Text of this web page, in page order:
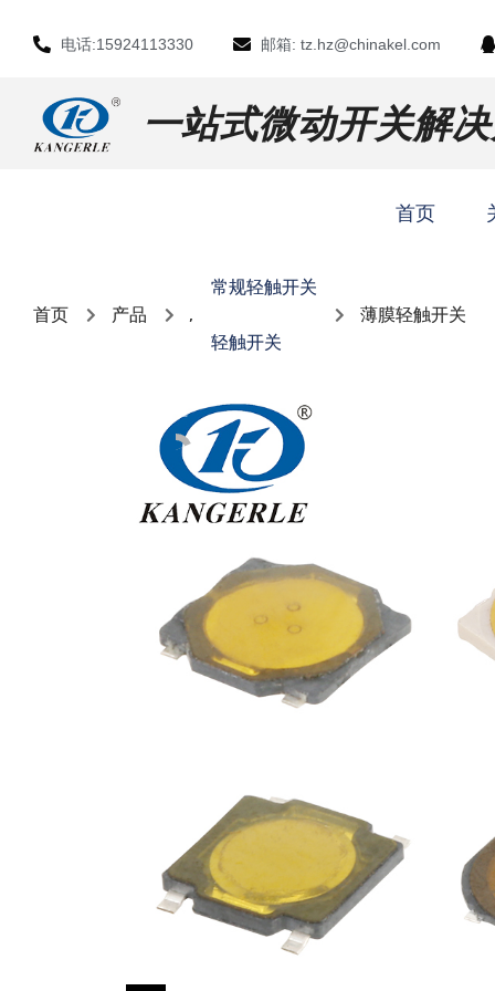
电话:15924113330 邮箱: tz.hz@chinakel.com
一站式微动开关解
首页
首页 产品
常规轻触开关
,
轻触开关
薄膜轻触开关